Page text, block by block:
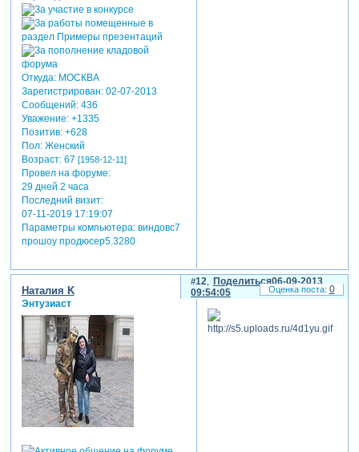
Откуда:МОСКВА
Зарегистрирован: 02-07-2013
Сообщений:436
Уважение: +1335
Позитив: +628
Пол:Женский
Возраст:67 [1958-12-11]
Провел на форуме:
29 дней 2 часа
Последний визит:
07-11-2019 17:19:07
Параметры компьютера:виндовс7
прошоу продюсер5.3280
Поделиться
12
06-09-2013
09:54:05
Наталия K
Энтузиаст
0